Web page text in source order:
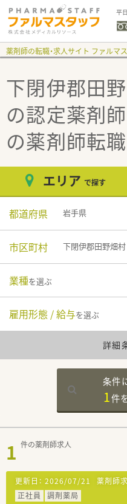
平
薬剤師の転職・求人サイト ファルマ
下閉伊郡田野
の認定薬剤
の薬剤師転
エリア で探す
都道府県 岩手県
市区町村 下閉伊郡田野畑村
業種を選ぶ
雇用形態 / 給与を選ぶ
詳細
条件
1件
1 件の薬剤師求人
更新日： 2026/07/21 薬剤師
正社員
調剤薬局